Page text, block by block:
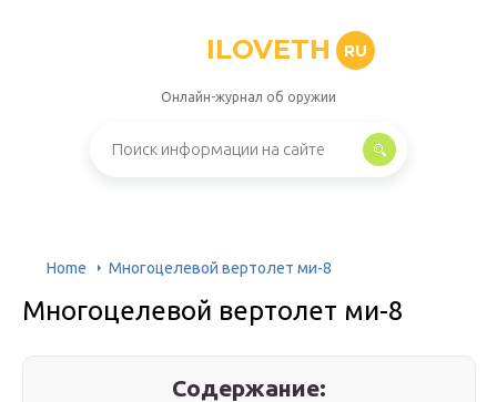
ILOVETH RU
Онлайн-журнал об оружии
Home Многоцелевой вертолет ми-8
Многоцелевой вертолет ми-8
Содержание: